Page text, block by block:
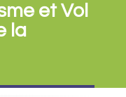
et Vol
la